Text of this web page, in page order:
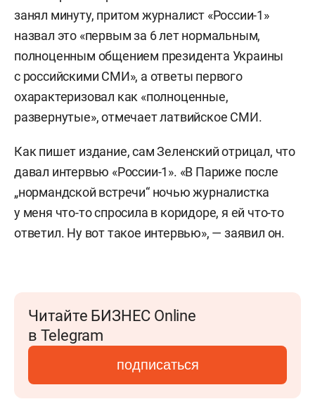
занял минуту, притом журналист «России-1»
назвал это «первым за 6 лет нормальным,
полноценным общением президента Украины
с российскими СМИ», а ответы первого
охарактеризовал как «полноценные,
развернутые», отмечает латвийское СМИ.
Как пишет издание, сам Зеленский отрицал, что
давал интервью «России-1». «В Париже после
„нормандской встречи“ ночью журналистка
у меня что-то спросила в коридоре, я ей что-то
ответил. Ну вот такое интервью», — заявил он.
Читайте БИЗНЕС Online
в Telegram
подписаться